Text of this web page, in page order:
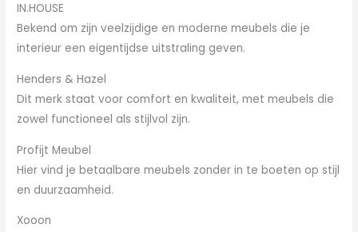
IN.HOUSE
Bekend om zijn veelzijdige en moderne meubels die je
interieur een eigentijdse uitstraling geven.
Henders & Hazel
Dit merk staat voor comfort en kwaliteit, met meubels die
zowel functioneel als stijlvol zijn.
Profijt Meubel
Hier vind je betaalbare meubels zonder in te boeten op stijl
en duurzaamheid.
Xooon